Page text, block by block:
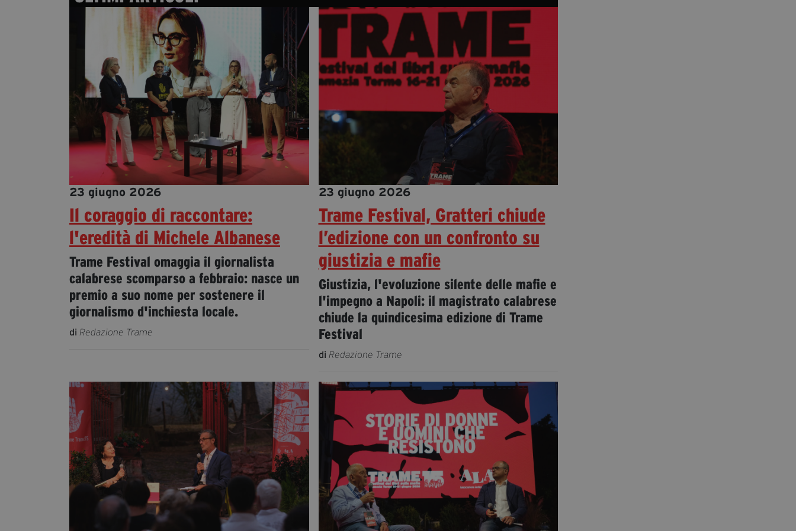
23 giugno 2026
Il coraggio di raccontare:
l'eredità di Michele Albanese
Trame Festival omaggia il giornalista
calabrese scomparso a febbraio: nasce un
premio a suo nome per sostenere il
giornalismo d'inchiesta locale.
di Redazione Trame
23 giugno 2026
Trame Festival, Gratteri chiude
l’edizione con un confronto su
giustizia e mafie
Giustizia, l'evoluzione silente delle mafie e
l'impegno a Napoli: il magistrato calabrese
chiude la quindicesima edizione di Trame
Festival
di Redazione Trame